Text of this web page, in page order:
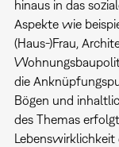
hinaus in das
Aspekte wie
(Haus-)Frau,
die
Bögen und
des Themas
Lebenswirklichkeit